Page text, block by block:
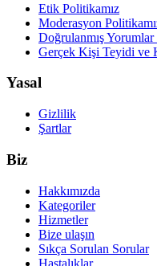
Etik Politikamız
Moderasyon
Doğrulanmış
Gerçek Kişi Teyidi ve
Yasal
Gizlilik
Şartlar
Biz
Hakkımızda
Kategoriler
Hizmetler
Bize ulaşın
Sıkça Sorulan Sorular
Hastalıklar